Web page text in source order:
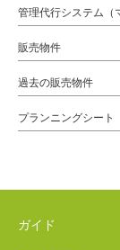
管理代行システム（
販売物件
過去の販売物件
プランニングシート
ガイド